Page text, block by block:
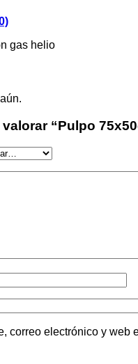
gas helio
“Pulpo
correo electrónico y web